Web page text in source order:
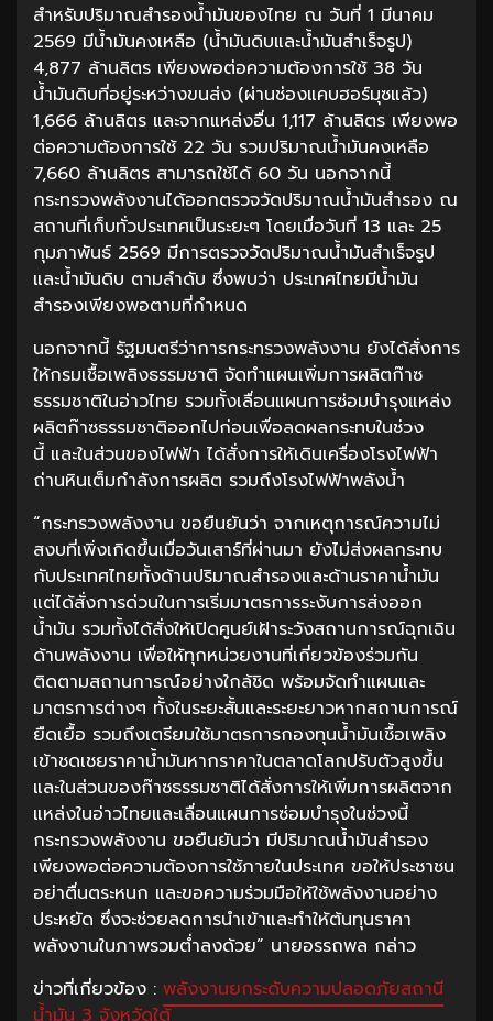
สำหรับปริมาณสำรองน้ำมันของไทย ณ วันที่ 1 มีนาคม
2569 มีน้ำมันคงเหลือ (น้ำมันดิบและน้ำมันสำเร็จรูป)
4,877 ล้านลิตร เพียงพอต่อความต้องการใช้ 38 วัน
น้ำมันดิบที่อยู่ระหว่างขนส่ง (ผ่านช่องแคบฮอร์มุซแล้ว)
1,666 ล้านลิตร และจากแหล่งอื่น 1,117 ล้านลิตร เพียงพอ
ต่อความต้องการใช้ 22 วัน รวมปริมาณน้ำมันคงเหลือ
7,660 ล้านลิตร สามารถใช้ได้ 60 วัน นอกจากนี้
กระทรวงพลังงานได้ออกตรวจวัดปริมาณน้ำมันสำรอง ณ
สถานที่เก็บทั่วประเทศเป็นระยะๆ โดยเมื่อวันที่ 13 และ 25
กุมภาพันธ์ 2569 มีการตรวจวัดปริมาณน้ำมันสำเร็จรูป
และน้ำมันดิบ ตามลำดับ ซึ่งพบว่า ประเทศไทยมีน้ำมัน
สำรองเพียงพอตามที่กำหนด
นอกจากนี้ รัฐมนตรีว่าการกระทรวงพลังงาน ยังได้สั่งการ
ให้กรมเชื้อเพลิงธรรมชาติ จัดทำแผนเพิ่มการผลิตก๊าซ
ธรรมชาติในอ่าวไทย รวมทั้งเลื่อนแผนการซ่อมบำรุงแหล่ง
ผลิตก๊าซธรรมชาติออกไปก่อนเพื่อลดผลกระทบในช่วง
นี้ และในส่วนของไฟฟ้า ได้สั่งการให้เดินเครื่องโรงไฟฟ้า
ถ่านหินเต็มกำลังการผลิต รวมถึงโรงไฟฟ้าพลังน้ำ
“กระทรวงพลังงาน ขอยืนยันว่า จากเหตุการณ์ความไม่
สงบที่เพิ่งเกิดขึ้นเมื่อวันเสาร์ที่ผ่านมา ยังไม่ส่งผลกระทบ
กับประเทศไทยทั้งด้านปริมาณสำรองและด้านราคาน้ำมัน
แต่ได้สั่งการด่วนในการเริ่มมาตรการระงับการส่งออก
น้ำมัน รวมทั้งได้สั่งให้เปิดศูนย์เฝ้าระวังสถานการณ์ฉุกเฉิน
ด้านพลังงาน เพื่อให้ทุกหน่วยงานที่เกี่ยวข้องร่วมกัน
ติดตามสถานการณ์อย่างใกล้ชิด พร้อมจัดทำแผนและ
มาตรการต่างๆ ทั้งในระยะสั้นและระยะยาวหากสถานการณ์
ยืดเยื้อ รวมถึงเตรียมใช้มาตรการกองทุนน้ำมันเชื้อเพลิง
เข้าชดเชยราคาน้ำมันหากราคาในตลาดโลกปรับตัวสูงขึ้น
และในส่วนของก๊าซธรรมชาติได้สั่งการให้เพิ่มการผลิตจาก
แหล่งในอ่าวไทยและเลื่อนแผนการซ่อมบำรุงในช่วงนี้
กระทรวงพลังงาน ขอยืนยันว่า มีปริมาณน้ำมันสำรอง
เพียงพอต่อความต้องการใช้ภายในประเทศ ขอให้ประชาชน
อย่าตื่นตระหนก และขอความร่วมมือให้ใช้พลังงานอย่าง
ประหยัด ซึ่งจะช่วยลดการนำเข้าและทำให้ต้นทุนราคา
พลังงานในภาพรวมต่ำลงด้วย” นายอรรถพล กล่าว
ข่าวที่เกี่ยวข้อง : พลังงานยกระดับความปลอดภัยสถานี
น้ำมัน 3 จังหวัดใต้